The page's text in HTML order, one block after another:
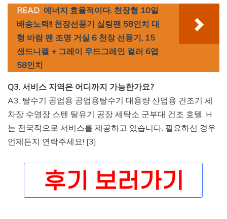
READ 에너지 효율적이다. 천장형 10일
배송노력!! 천장선풍기 실링팬 58인치 대
형 바람 팬 조명 거실 6 천장 선풍기, 15
샌드니켈 + 그레이 우드그레인 컬러 6엽
58인치
Q3. 서비스 지역은 어디까지 가능한가요?
A3. 탈수기 공업용 공업용탈수기 대용량 산업용 건조기 세
차장 수영장 스텐 탈유기 공장 세탁소 군부대 건조 호텔, H
는 전국적으로 서비스를 제공하고 있습니다. 필요하신 경우
언제든지 연락주세요! [3]